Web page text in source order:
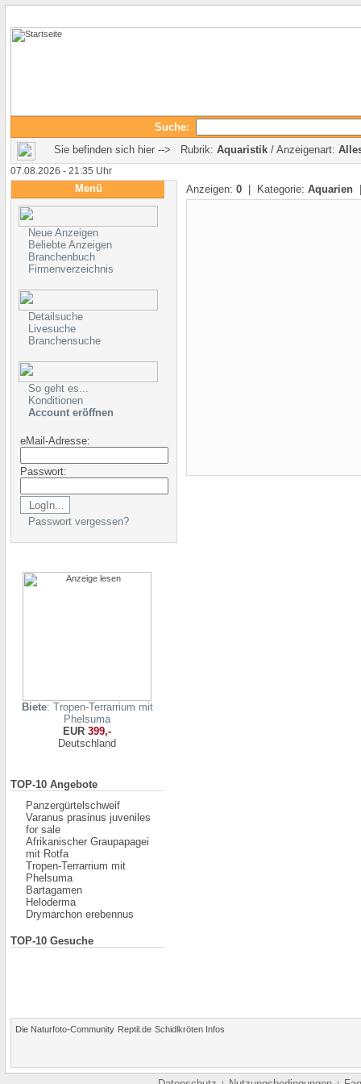
Suche:
Sie befinden sich hier --> Rubrik: Aquaristik / Anzeigenart:
07.08.2026 - 21:35 Uhr
Menü
Neue Anzeigen
Beliebte Anzeigen
Branchenbuch
Firmenverzeichnis
Detailsuche
Livesuche
Branchensuche
So geht es...
Konditionen
Account eröffnen
eMail-Adresse:
Passwort:
Passwort vergessen?
Biete: Tropen-Terrarrium mit
Phelsuma
EUR 399,-
Deutschland
TOP-10 Angebote
Panzergürtelschweif
Varanus prasinus juveniles
for sale
Afrikanischer Graupapagei
mit Rotfa
Tropen-Terrarrium mit
Phelsuma
Bartagamen
Heloderma
Drymarchon erebennus
TOP-10 Gesuche
Anzeigen: 0 | Kategorie: Aquarien
Die Naturfoto-Community Reptil.de Schidlkröten Infos